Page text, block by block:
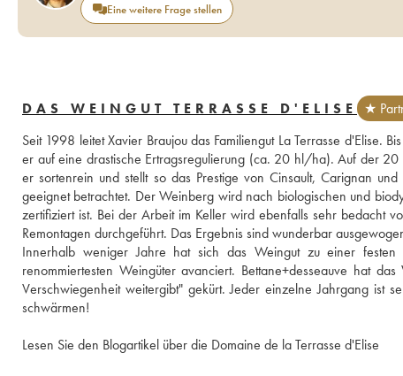
Eine weitere Frage stellen
DAS WEINGUT TERRASSE D'ELISE
★
Seit 1998 leitet Xavier Braujou das Familiengut La Terrasse d'Elise.
er auf eine drastische Ertragsregulierung (ca. 20 hl/ha). Auf der
er sortenrein und stellt so das Prestige von Cinsault, Carignan
geeignet betrachtet. Der Weinberg wird nach biologischen und
zertifiziert ist. Bei der Arbeit im Keller wird ebenfalls sehr bedacht
Remontagen durchgeführt. Das Ergebnis sind wunderbar
Innerhalb weniger Jahre hat sich das Weingut zu einer
renommiertesten Weingüter avanciert. Bettane+desseauve hat
Verschwiegenheit weitergibt" gekürt. Jeder einzelne Jahrgang ist
schwärmen!
Lesen Sie den Blogartikel über die Domaine de la Terrasse d'Elise